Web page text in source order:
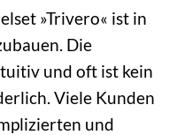
»Trivero« ist in
Die
und oft ist kein
Viele Kunden
und